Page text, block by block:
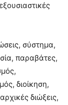
σύστημα,
παραβάτες,
διοίκηση,
διώξεις,